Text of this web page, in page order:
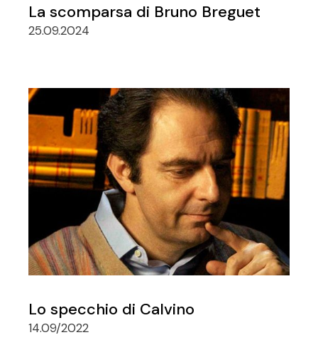
La scomparsa di Bruno Breguet
25.09.2024
Lo specchio di Calvino
14.09/2022